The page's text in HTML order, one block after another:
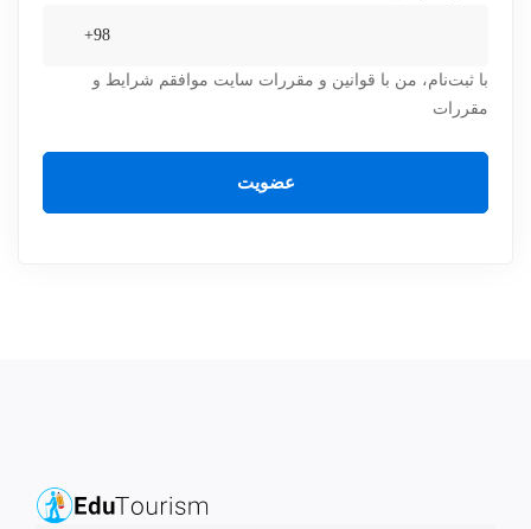
با ثبت‌نام، من با قوانین و مقررات سایت موافقم شرایط و
مقررات
عضویت